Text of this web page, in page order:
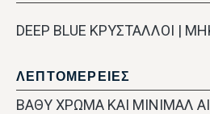
DEEP BLUE ΚΡΥΣΤΑΛΛΟΙ |
ΛΕΠΤΟΜΕΡΕΙΕΣ
ΒΑΘΥ ΧΡΩΜΑ ΚΑΙ ΜΙΝΙΜΑΛ